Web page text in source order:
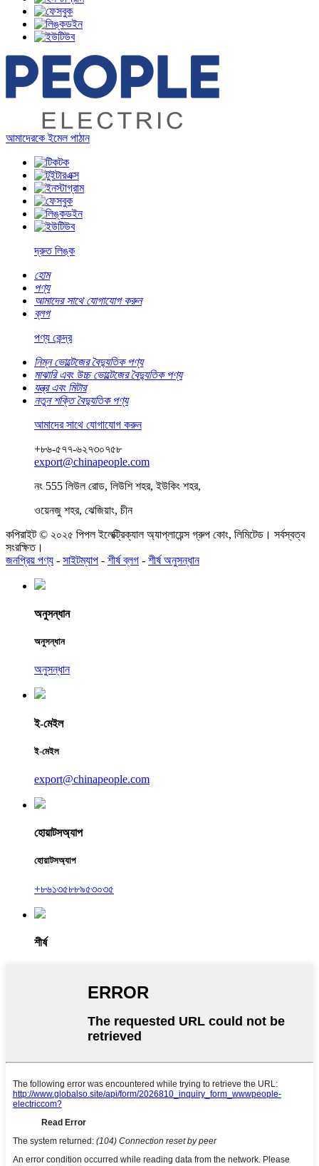
আমাদেরকে ইমেল পাঠান
দ্রুত লিঙ্ক
হোম
পণ্য
আমাদের সাথে যোগাযোগ করুন
ব্লগ
পণ্য কেন্দ্র
নিম্ন ভোল্টেজের বৈদ্যুতিক পণ্য
মাঝারি এবং উচ্চ ভোল্টেজের বৈদ্যুতিক পণ্য
যন্ত্র এবং মিটার
নতুন শক্তি বৈদ্যুতিক পণ্য
আমাদের সাথে যোগাযোগ করুন
+৮৬-৫৭৭-৬২৭৩০৭৫৮
export@chinapeople.com
নং 555 লিউল রোড, লিউশি শহর, ইউকিং শহর,
ওয়েনজু শহর, ঝেজিয়াং, চীন
কপিরাইট © ২০২৫ পিপল ইলেক্ট্রিক্যাল অ্যাপ্লায়েন্স গ্রুপ কোং, লিমিটেড। সর্বস্বত্ব
সংরক্ষিত।
জনপ্রিয় পণ্য - সাইটম্যাপ - শীর্ষ ব্লগ - শীর্ষ অনুসন্ধান
অনুসন্ধান
অনুসন্ধান
অনুসন্ধান
ই-মেইল
ই-মেইল
export@chinapeople.com
হোয়াটসঅ্যাপ
হোয়াটসঅ্যাপ
+৮৬১৩৫৮৮৯৫৩০৩৫
শীর্ষ